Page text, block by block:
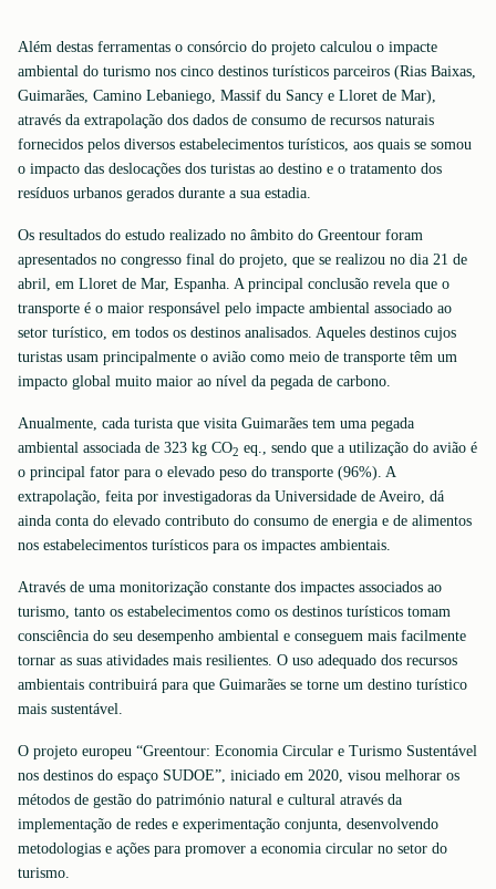
Além destas ferramentas o consórcio do projeto calculou o impacte
ambiental do turismo nos cinco destinos turísticos parceiros (Rias Baixas,
Guimarães, Camino Lebaniego, Massif du Sancy e Lloret de Mar),
através da extrapolação dos dados de consumo de recursos naturais
fornecidos pelos diversos estabelecimentos turísticos, aos quais se somou
o impacto das deslocações dos turistas ao destino e o tratamento dos
resíduos urbanos gerados durante a sua estadia.
Os resultados do estudo realizado no âmbito do Greentour foram
apresentados no congresso final do projeto, que se realizou no dia 21 de
abril, em Lloret de Mar, Espanha. A principal conclusão revela que o
transporte é o maior responsável pelo impacte ambiental associado ao
setor turístico, em todos os destinos analisados. Aqueles destinos cujos
turistas usam principalmente o avião como meio de transporte têm um
impacto global muito maior ao nível da pegada de carbono.
Anualmente, cada turista que visita Guimarães tem uma pegada
ambiental associada de 323 kg CO2 eq., sendo que a utilização do avião é
o principal fator para o elevado peso do transporte (96%). A
extrapolação, feita por investigadoras da Universidade de Aveiro, dá
ainda conta do elevado contributo do consumo de energia e de alimentos
nos estabelecimentos turísticos para os impactes ambientais.
Através de uma monitorização constante dos impactes associados ao
turismo, tanto os estabelecimentos como os destinos turísticos tomam
consciência do seu desempenho ambiental e conseguem mais facilmente
tornar as suas atividades mais resilientes. O uso adequado dos recursos
ambientais contribuirá para que Guimarães se torne um destino turístico
mais sustentável.
O projeto europeu “Greentour: Economia Circular e Turismo Sustentável
nos destinos do espaço SUDOE”, iniciado em 2020, visou melhorar os
métodos de gestão do património natural e cultural através da
implementação de redes e experimentação conjunta, desenvolvendo
metodologias e ações para promover a economia circular no setor do
turismo.